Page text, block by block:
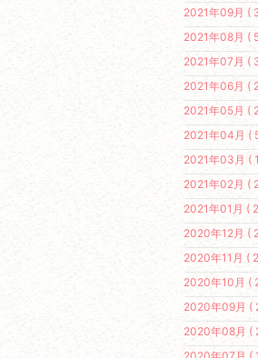
2021年09月 (
2021年08月 (
2021年07月 (
2021年06月 (
2021年05月 (
2021年04月 (
2021年03月 (
2021年02月 (
2021年01月 (
2020年12月 (
2020年11月 (
2020年10月 (
2020年09月 (
2020年08月 (